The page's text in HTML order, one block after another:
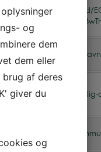
posten.dk/indland/
faglig-
artikel/
og
dem
dem eller
brug af deres
giver du
og